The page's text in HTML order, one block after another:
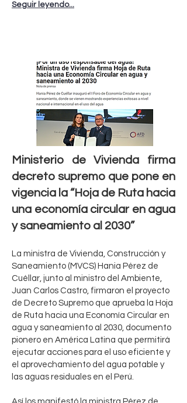
Seguir leyendo...
Ministerio de Vivienda firma
decreto supremo que pone en
vigencia la “Hoja de Ruta hacia
una economía circular en agua
y saneamiento al 2030”
La ministra de Vivienda, Construcción y
Saneamiento (MVCS) Hania Pérez de
Cuéllar, junto al ministro del Ambiente,
Juan Carlos Castro, firmaron el proyecto
de Decreto Supremo que aprueba la Hoja
de Ruta hacia una Economía Circular en
agua y saneamiento al 2030, documento
pionero en América Latina que permitirá
ejecutar acciones para el uso eficiente y
el aprovechamiento del agua potable y
las aguas residuales en el Perú.